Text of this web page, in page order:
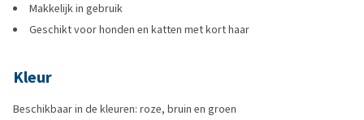
Makkelijk in gebruik
Geschikt voor honden en katten met kort haar
Kleur
Beschikbaar in de kleuren: roze, bruin en groen